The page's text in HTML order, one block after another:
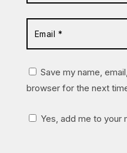
Save my name,
browser for the next
Yes, add me to your